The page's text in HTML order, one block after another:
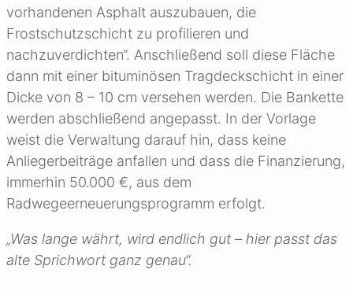
vorhandenen Asphalt auszubauen, die
Frostschutzschicht zu profilieren und
nachzuverdichten“. Anschließend soll diese Fläche
dann mit einer bituminösen Tragdeckschicht in einer
Dicke von 8 – 10 cm versehen werden. Die Bankette
werden abschließend angepasst. In der Vorlage
weist die Verwaltung darauf hin, dass keine
Anliegerbeiträge anfallen und dass die Finanzierung,
immerhin 50.000 €, aus dem
Radwegeerneuerungsprogramm erfolgt.
„Was lange währt, wird endlich gut – hier passt das
alte Sprichwort ganz genau“.